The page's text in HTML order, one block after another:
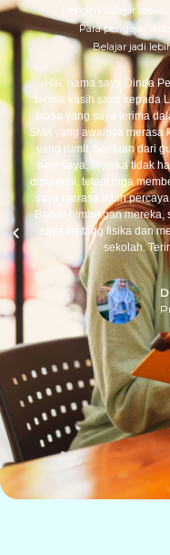
Pengen belajar
Para pengajar
Belajar jadi
Hai, nama saya Dinda
terima kasih saya kepada
biasa yang saya terima
SMA yang awalnya merasa
yang rumit, bantuan dari
bagi saya. Mereka tidak
dipahami, tetapi juga
saya merasa lebih
Berkat bimbingan mereka,
saya tentang fisika dan
sekolah.